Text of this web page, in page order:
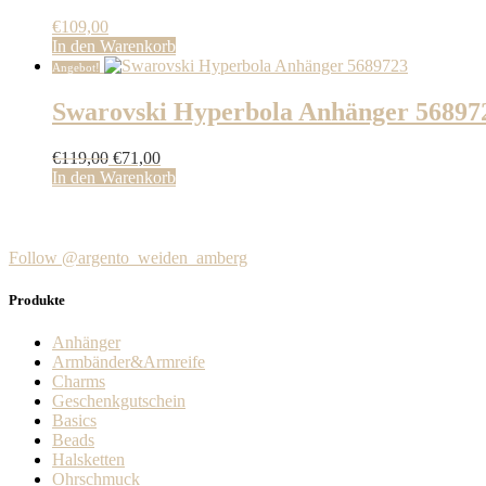
€109,00
In den Warenkorb
Angebot!
Swarovski Hyperbola Anhänger
€119,00 Ursprünglicher
Preis
€71,00Aktueller
Preis
In den Warenkorb
Follow @argento_weiden_amberg
Produkte
Anhänger
Armbänder&Armreife
Charms
Geschenkgutschein
Basics
Beads
Halsketten
Ohrschmuck